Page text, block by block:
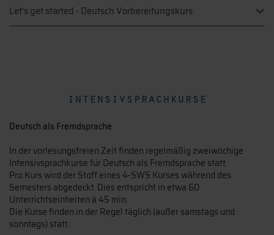
Let's get started - Deutsch Vorbereitungskurs
intensivsprachkurse
Deutsch als Fremdsprache
In der vorlesungsfreien Zeit finden regelmäßig zweiwöchige
Intensivsprachkurse für Deutsch als Fremdsprache statt.
Pro Kurs wird der Stoff eines 4-SWS Kurses während des
Semesters abgedeckt. Dies entspricht in etwa 60
Unterrichtseinheiten à 45 min.
Die Kurse finden in der Regel täglich (außer samstags und
sonntags) statt.